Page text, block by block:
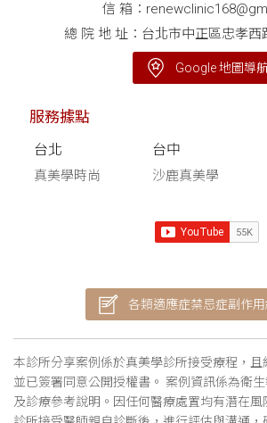
信 箱：
總 院 地 址：台北市中正區忠孝西
Google 地圖導
服務據點
台北
真美學時尚
台中
沙鹿真美學
各類適應症禁忌症副作
本診所分享案例係於真美學診所接受療程，且
並已簽署同意公開授權書。 案例資訊係為衛
及診療參考說明。因任何醫療處置均有潛在